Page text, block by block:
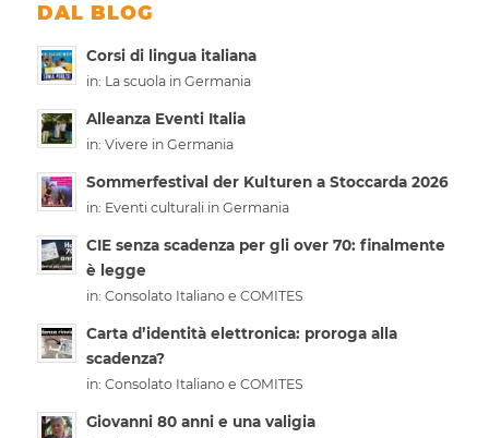
DAL BLOG
Corsi di lingua italiana
in: La scuola in Germania
Alleanza Eventi Italia
in: Vivere in Germania
Sommerfestival der Kulturen a Stoccarda 2026
in: Eventi culturali in Germania
CIE senza scadenza per gli over 70: finalmente
è legge
in: Consolato Italiano e COMITES
Carta d’identità elettronica: proroga alla
scadenza?
in: Consolato Italiano e COMITES
Giovanni 80 anni e una valigia